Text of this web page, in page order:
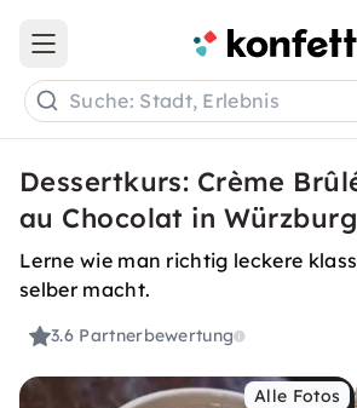
Open main menu
Suche: Stadt, Erlebnis
Dessertkurs: Crème
au Chocolat in Würzburg
Lerne wie man richtig leckere
selber macht.
3.6 Partnerbewertung
Alle Fotos